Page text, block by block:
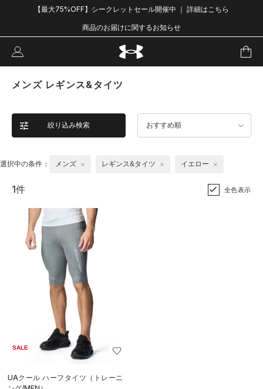
【最大75%OFF】シークレットセール開催中 ｜ 詳細はこちら
商品のお届けに関するお知らせ
メンズ レギンス&タイツ
絞り込み検索 おすすめ順
選択中の条件： メンズ レギンス&タイツ イエロー
1件 全色表示
SALE
UAクール ハーフタイツ（トレーニ